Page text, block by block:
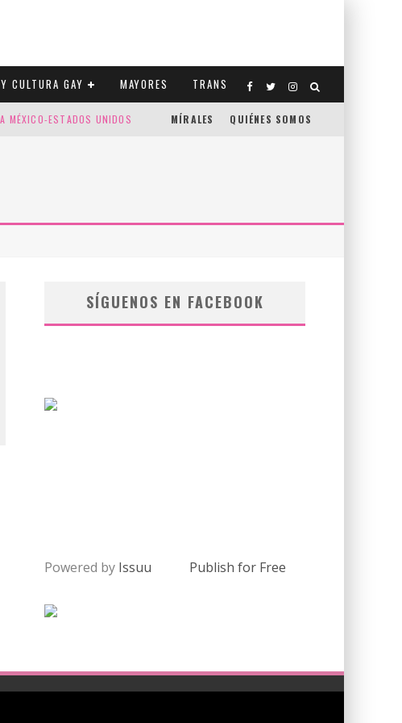
CULTURA GAY MAYORES TRANS
MÉXICO-ESTADOS UNIDOS MÍRALES QUIÉNES SOMOS
SÍGUENOS EN FACEBOOK
Powered by Issuu Publish for Free